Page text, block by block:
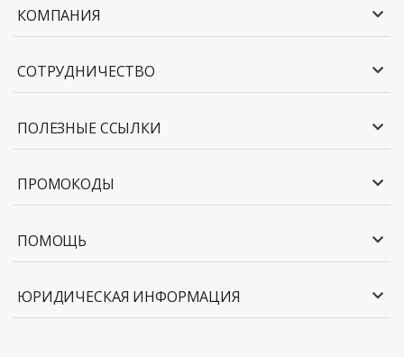
КОМПАНИЯ
СОТРУДНИЧЕСТВО
ПОЛЕЗНЫЕ ССЫЛКИ
ПРОМОКОДЫ
ПОМОЩЬ
ЮРИДИЧЕСКАЯ ИНФОРМАЦИЯ